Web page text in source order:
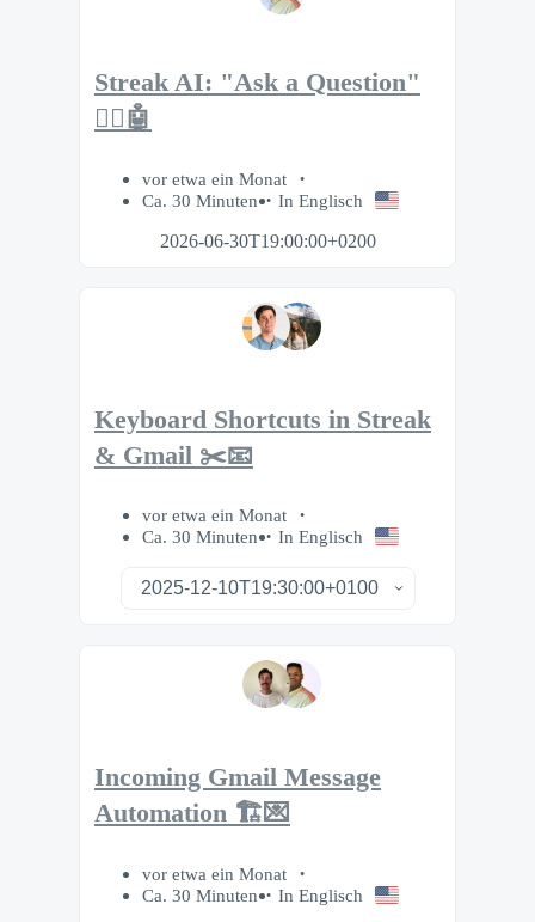
Streak AI: "Ask a Question"
🙋‍♂️🤖
vor etwa ein Monat
Ca. 30 Minuten
In Englisch
2026-06-30T19:00:00+0200
Keyboard Shortcuts in Streak
& Gmail ✂️📧
vor etwa ein Monat
Ca. 30 Minuten
In Englisch
Incoming Gmail Message
Automation 🏗️💌
vor etwa ein Monat
Ca. 30 Minuten
In Englisch